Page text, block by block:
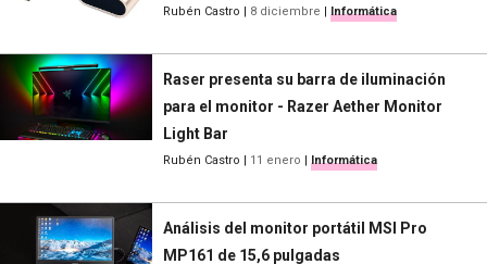
Rubén Castro | 8 diciembre | Informática
Raser presenta su barra de iluminación
para el monitor - Razer Aether Monitor
Light Bar
Rubén Castro | 11 enero | Informática
Análisis del monitor portátil MSI Pro
MP161 de 15,6 pulgadas